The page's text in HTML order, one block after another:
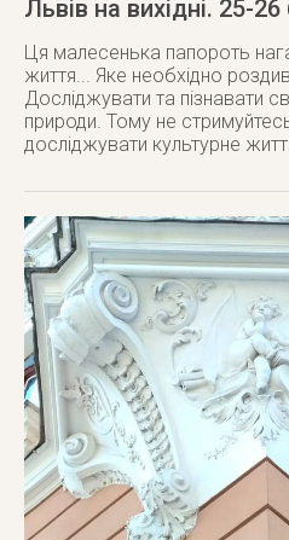
Львів на вихідні. 25-
Ця малесенька папороть
життя... Яке необхідно
Досліджувати та пізнавати
природи. Тому не
досліджувати культурне